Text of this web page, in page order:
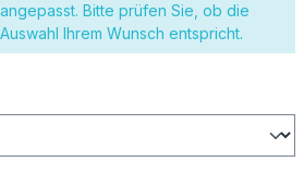
100 Stück
Bitte prüfen Sie, ob die
Ihrem Wunsch entspricht.